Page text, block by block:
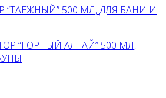
“ТАЁЖНЫЙ” 500 МЛ, ДЛЯ БАНИ И